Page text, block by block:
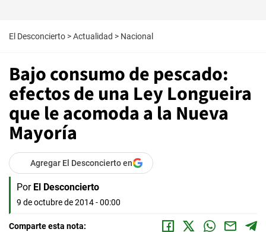
El Desconcierto >Actualidad > Nacional
Bajo consumo de pescado:
efectos de una Ley Longueira
que le acomoda a la Nueva
Mayoría
Agregar El Desconcierto en
Por El Desconcierto
9 de octubre de 2014 - 00:00
Comparte esta nota: